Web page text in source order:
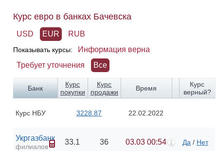
Курс евро в банках Бачевска
USD EUR RUB
Показывать курсы:
Информация верна
Требует уточнения
Все
Банк
Курс
покупки
Курс
продажи
Время
Курс
верный?
Курс НБУ 3228.87 22.02.2022
Укргазбанк
филиалов
33.1 36 03.03 00:54 Да / Нет